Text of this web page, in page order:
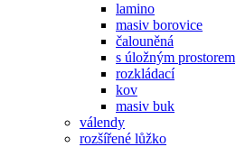
lamino
masiv borovice
čalouněná
s úložným prostorem
rozkládací
kov
masiv buk
válendy
rozšířené lůžko